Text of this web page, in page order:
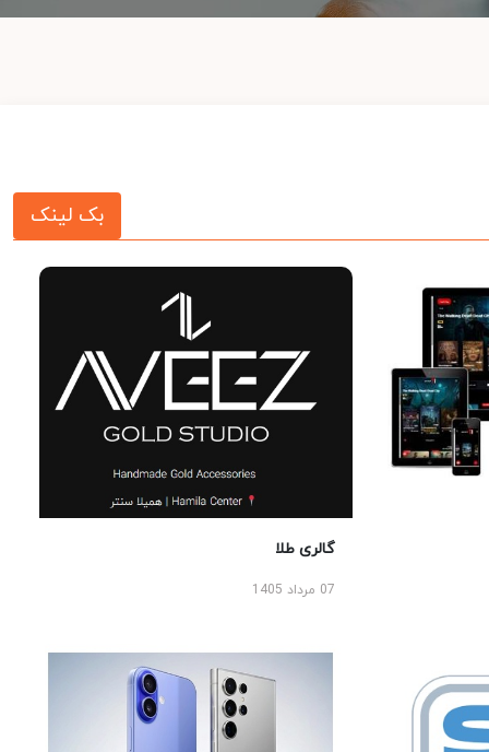
بک لینک
گالری طلا
07 مرداد 1405